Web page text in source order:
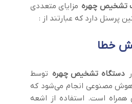
تشخیص چهره مزایای متعددی
پرسنل دارد که عبارتند از :
خطا
دستگاه تشخیص چهره توسط
هوش مصنوعی انجام می‌شود که
همراه است. استفاده از اشعه